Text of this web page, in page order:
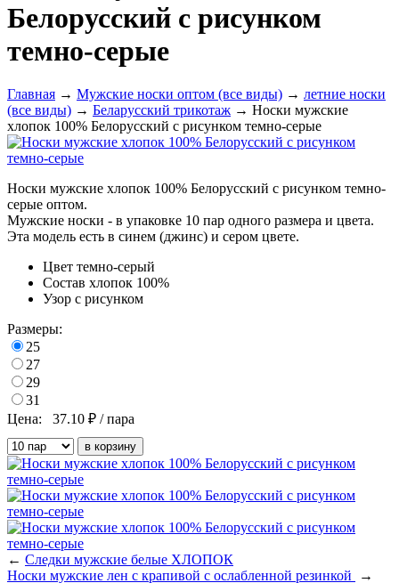
Белорусский с рисунком
темно-серые
Главная → Мужские носки оптом (все виды) → летние носки
(все виды) → Беларусский трикотаж → Носки мужские
хлопок 100% Белорусский с рисунком темно-серые
Носки мужские хлопок 100% Белорусский с рисунком темно-
серые оптом.
Мужские носки - в упаковке 10 пар одного размера и цвета.
Эта модель есть в синем (джинс) и сером цвете.
Цвет темно-серый
Состав хлопок 100%
Узор с рисунком
Размеры:
25
27
29
31
Цена:
37.10 ₽ / пара
← Следки мужские белые ХЛОПОК
Носки мужские лен с крапивой с ослабленной резинкой
→